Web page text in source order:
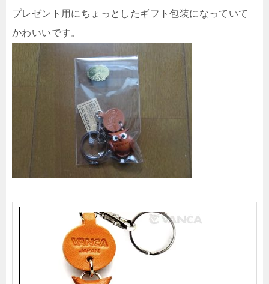
プレゼント用にちょっとしたギフト包装になっていて
かわいいです。